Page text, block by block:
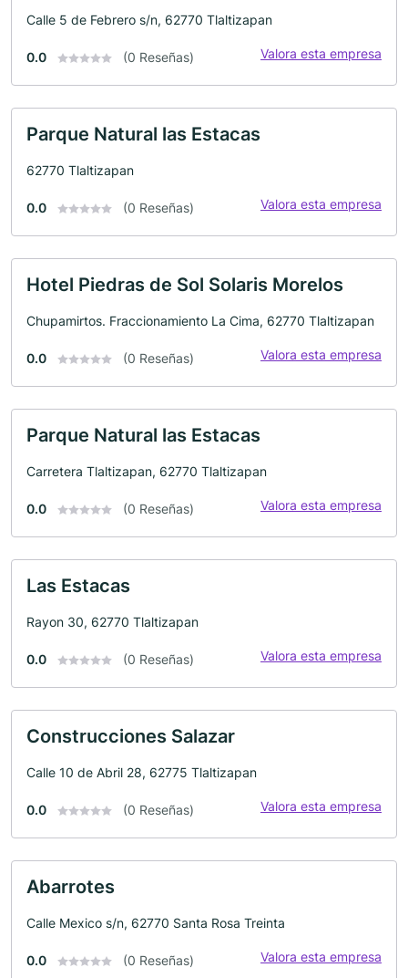
Calle 5 de Febrero s/n, 62770 Tlaltizapan
0.0 (0 Reseñas) Valora esta empresa
Parque Natural las Estacas
62770 Tlaltizapan
0.0 (0 Reseñas) Valora esta empresa
Hotel Piedras de Sol Solaris Morelos
Chupamirtos. Fraccionamiento La Cima, 62770 Tlaltizapan
0.0 (0 Reseñas) Valora esta empresa
Parque Natural las Estacas
Carretera Tlaltizapan, 62770 Tlaltizapan
0.0 (0 Reseñas) Valora esta empresa
Las Estacas
Rayon 30, 62770 Tlaltizapan
0.0 (0 Reseñas) Valora esta empresa
Construcciones Salazar
Calle 10 de Abril 28, 62775 Tlaltizapan
0.0 (0 Reseñas) Valora esta empresa
Abarrotes
Calle Mexico s/n, 62770 Santa Rosa Treinta
0.0 (0 Reseñas) Valora esta empresa